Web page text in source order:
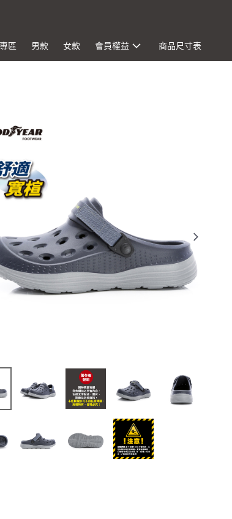
區 男款 女款 會員權益 商品尺寸表